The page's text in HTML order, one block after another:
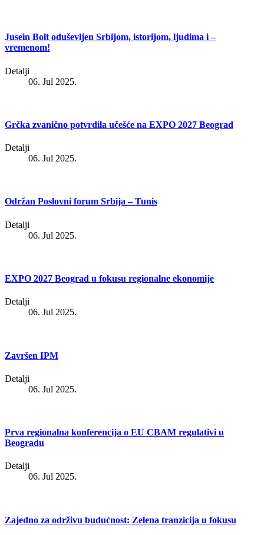
Jusein Bolt oduševljen Srbijom, istorijom, ljudima i –
vremenom!
Detalji
06. Jul 2025.
Grčka zvanično potvrdila učešće na EXPO 2027 Beograd
Detalji
06. Jul 2025.
Održan Poslovni forum Srbija – Tunis
Detalji
06. Jul 2025.
EXPO 2027 Beograd u fokusu regionalne ekonomije
Detalji
06. Jul 2025.
Završen IPM
Detalji
06. Jul 2025.
Prva regionalna konferencija o EU CBAM regulativi u
Beogradu
Detalji
06. Jul 2025.
Zajedno za održivu budućnost: Zelena tranzicija u fokusu